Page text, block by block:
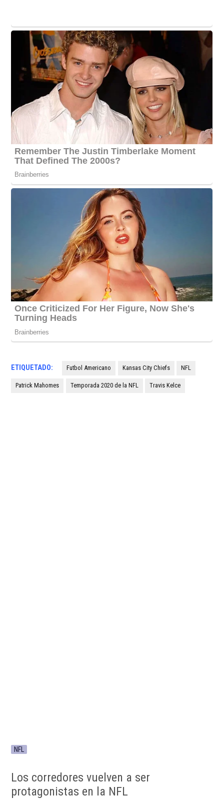
ETIQUETADO: Futbol Americano Kansas City Chiefs NFL
Patrick Mahomes Temporada 2020 de la NFL Travis Kelce
NFL
Los corredores vuelven a ser
protagonistas en la NFL